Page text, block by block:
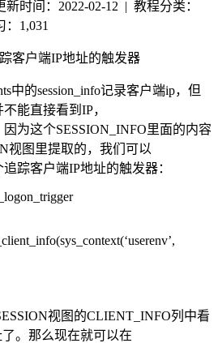
新时间：2022-02-12 | 教程分类：
：1,031
客户端IP地址的触发器
中的session_info记录客户端ip，但
能直接看到IP，
为这个SESSION_INFO里面的内容
视图里提取的，我们可以
踪客户端IP地址的触发器：
视图的CLIENT_INFO列中看
。那么现在就可以在